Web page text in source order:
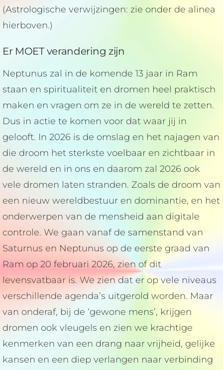
(Astrologische verwijzingen: zie onder de alinea
hierboven.)
Er MOET verandering zijn
Neptunus zal in de komende 13 jaar in Ram
staan en spiritualiteit en dromen heel praktisch
maken en vragen om ze in de wereld te zetten.
Dus in actie te komen voor dat waar jij in
gelooft. In 2026 is de omslag en het najagen van
die droom het sterkste voelbaar en zichtbaar in
de wereld en in ons en daarom zal 2026 ook
vele dromen laten stranden. Zoals de droom van
een nieuw wereldbestuur en dominantie, en het
onderwerpen van de mensheid aan digitale
controle. We gaan vanaf de samenstand van
Saturnus en Neptunus op de eerste graad van
Ram op 20 februari 2026, zien of dit
levensvatbaar is. We zien dat er op vele niveaus
verschillende agenda’s uitgerold worden. Maar
van onderaf, bij de ‘gewone mens’, krijgen
dromen ook vleugels en zien we krachtige
kenmerken van een drang naar vrijheid, gelijke
kansen en een diep verlangen naar verbinding